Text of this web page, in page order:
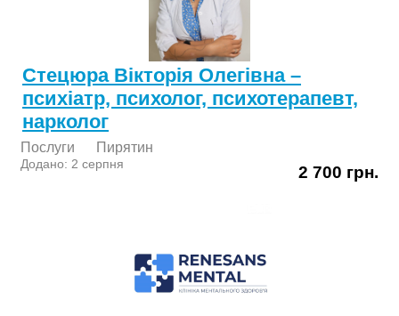
Стецюра Вікторія Олегівна –
психіатр, психолог, психотерапевт,
нарколог
Послуги Пирятин
Додано: 2 серпня 2 700 грн.